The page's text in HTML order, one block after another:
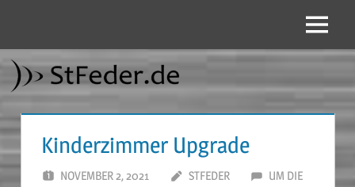
springen
Menü
Kinderzimmer Upgrade
NOVEMBER 2, 2021 STFEDER
UM DIE